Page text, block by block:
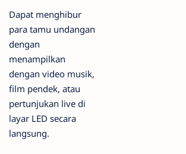
Dapat menghibur
para tamu undangan
dengan
menampilkan
dengan video musik,
film pendek, atau
pertunjukan live di
layar LED secara
langsung.